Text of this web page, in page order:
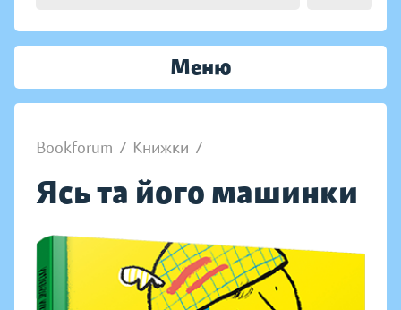
Меню
Bookforum / Книжки /
Ясь та його машинки